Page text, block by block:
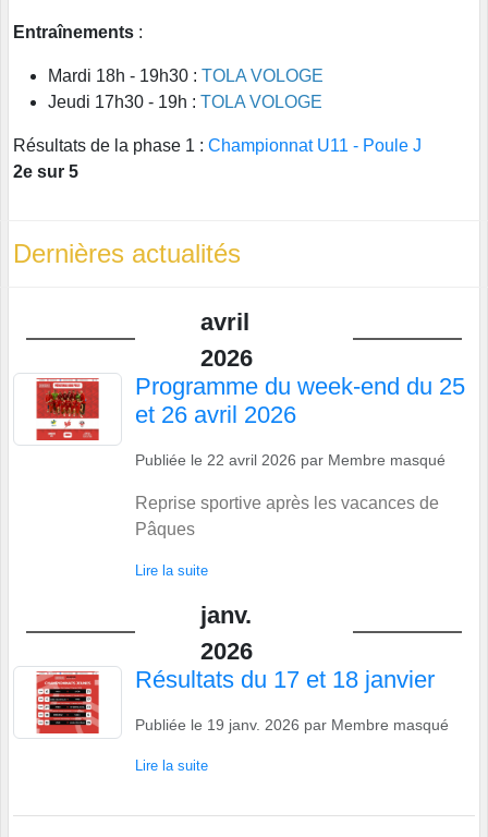
Entraînements :
Mardi 18h - 19h30 : TOLA VOLOGE
Jeudi 17h30 - 19h : TOLA VOLOGE
Résultats de la phase 1 : Championnat U11 - Poule J
2e sur 5
Dernières actualités
avril
2026
Programme du week-end du 25
et 26 avril 2026
Publiée le 22 avril 2026 par Membre masqué
Reprise sportive après les vacances de
Pâques
Lire la suite
janv.
2026
Résultats du 17 et 18 janvier
Publiée le 19 janv. 2026 par Membre masqué
Lire la suite